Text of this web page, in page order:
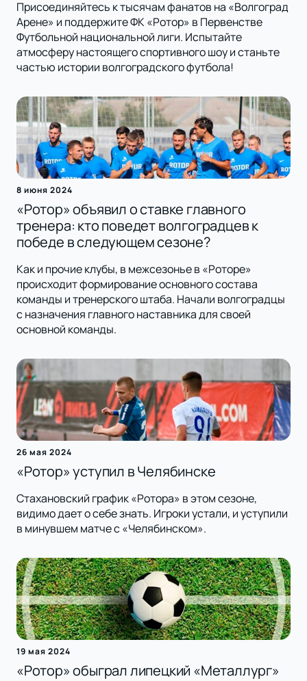
Присоединяйтесь к тысячам фанатов на «Волгоград
Арене» и поддержите ФК «Ротор» в Первенстве
Футбольной национальной лиги. Испытайте
атмосферу настоящего спортивного шоу и станьте
частью истории волгоградского футбола!
8 июня 2024
«Ротор» объявил о ставке главного
тренера: кто поведет волгоградцев к
победе в следующем сезоне?
Как и прочие клубы, в межсезонье в «Роторе»
происходит формирование основного состава
команды и тренерского штаба. Начали волгоградцы
с назначения главного наставника для своей
основной команды.
26 мая 2024
«Ротор» уступил в Челябинске
Стахановский график «Ротора» в этом сезоне,
видимо дает о себе знать. Игроки устали, и уступили
в минувшем матче с «Челябинском».
19 мая 2024
«Ротор» обыграл липецкий «Металлург»